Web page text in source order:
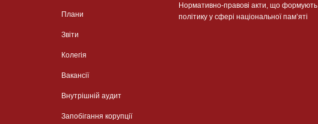
Плани
Звіти
Колегія
Вакансії
Внутрішній аудит
Запобігання корупції
Нормативно-правові акти, що формують
політику у сфері національної памʼяті